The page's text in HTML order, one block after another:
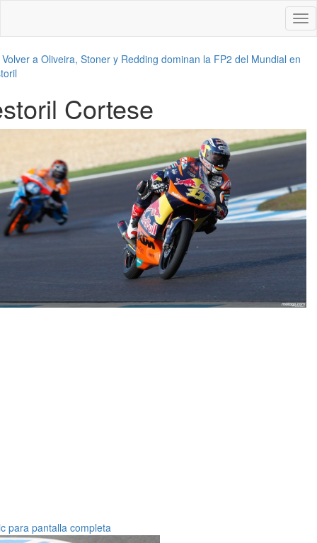
Volver a Oliveira, Stoner y Redding dominan la FP2 del Mundial en
Cortese
para pantalla completa